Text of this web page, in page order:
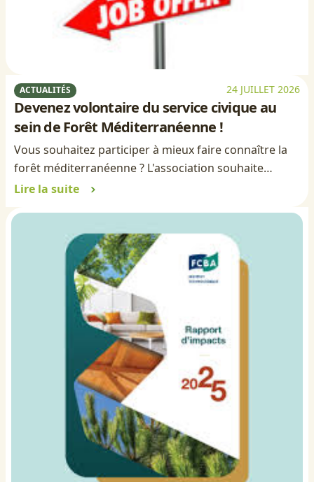
ACTUALITÉS 24 JUILLET 2026
Devenez volontaire du service civique au
sein de Forêt Méditerranéenne !
Vous souhaitez participer à mieux faire connaître la
forêt méditerranéenne ? L'association souhaite…
Lire la suite